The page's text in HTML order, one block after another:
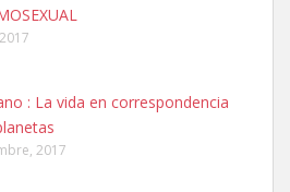
mi perrita ya que por temas de trabajo
: La vida en correspondencia
2017